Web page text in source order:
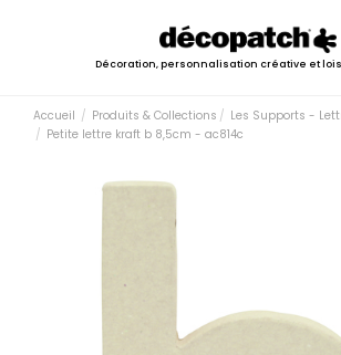
Décoration, personnalisation créative et
Accueil Produits & Collections
Les Supports -
Petite lettre kraft b 8,5cm - ac814c